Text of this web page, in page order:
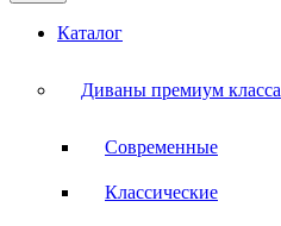
Каталог
Диваны премиум класса
Современные
Классические